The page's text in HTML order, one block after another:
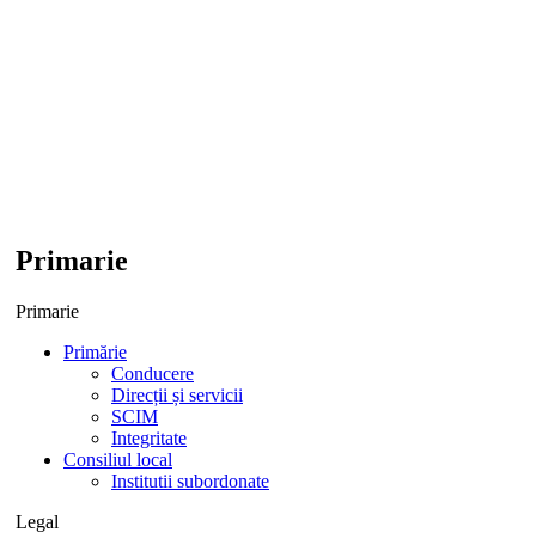
Primarie
Primarie
Primărie
Conducere
Direcții și servicii
SCIM
Integritate
Consiliul local
Institutii subordonate
Legal